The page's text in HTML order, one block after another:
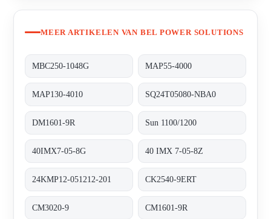
MEER ARTIKELEN VAN BEL POWER SOLUTIONS
MBC250-1048G MAP55-4000
MAP130-4010 SQ24T05080-NBA0
DM1601-9R Sun 1100/1200
40IMX7-05-8G 40 IMX 7-05-8Z
24KMP12-051212-201 CK2540-9ERT
CM3020-9 CM1601-9R